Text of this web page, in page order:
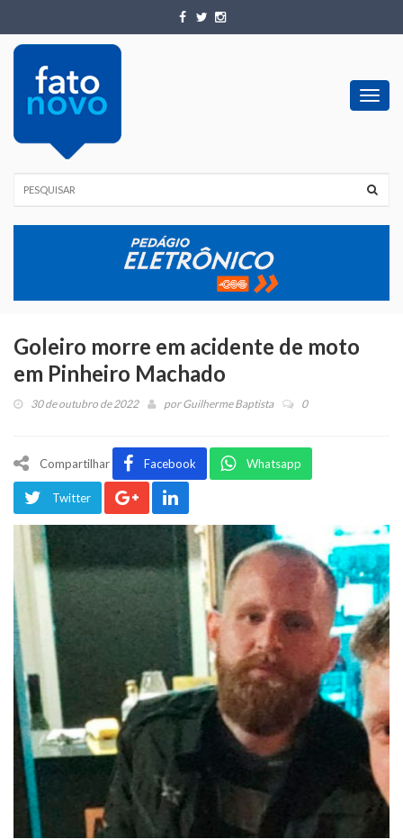
Goleiro morre em acidente de moto
em Pinheiro Machado
30 de outubro de 2022 porGuilherme Baptista 0
Compartilhar Facebook Whatsapp
Twitter